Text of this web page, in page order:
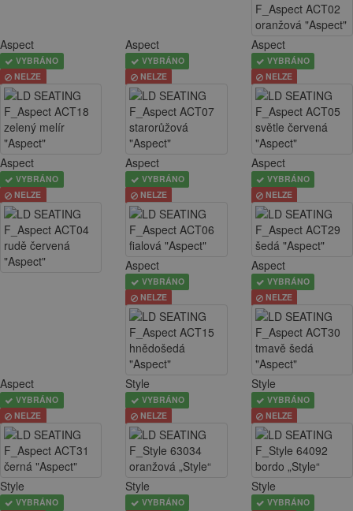
Aspect
VYBRÁNO
NELZE
Aspect
VYBRÁNO
NELZE
Aspect
VYBRÁNO
NELZE
Aspect
VYBRÁNO
NELZE
Aspect
VYBRÁNO
NELZE
Aspect
VYBRÁNO
NELZE
Aspect
VYBRÁNO
NELZE
Aspect
VYBRÁNO
NELZE
Aspect
VYBRÁNO
NELZE
Style
VYBRÁNO
NELZE
Style
VYBRÁNO
NELZE
Style
VYBRÁNO
Style
VYBRÁNO
Style
VYBRÁNO